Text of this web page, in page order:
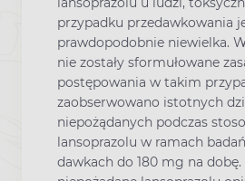
przypadku przedawkowania
prawdopodobnie niewielka.
nie zostały sformułowane
postępowania w takim
zaobserwowano istotnych
niepożądanych podczas
lansoprazolu w ramach
dawkach do 180 mg na dobę.